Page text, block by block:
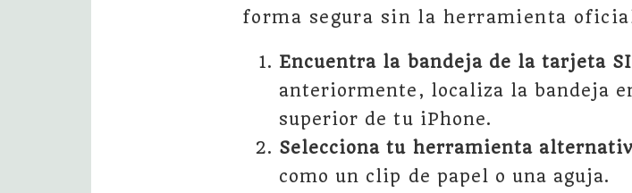
forma segura sin la herramienta
Encuentra la bandeja de la tarjeta
anteriormente, localiza la bandeja
superior de tu iPhone.
Selecciona tu herramienta
como un clip de papel o una aguja.